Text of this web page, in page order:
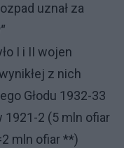
uznał za
I i II wojen
z nich
Głodu 1932-33
1921-2 (5 mln ofiar
mln ofiar **)